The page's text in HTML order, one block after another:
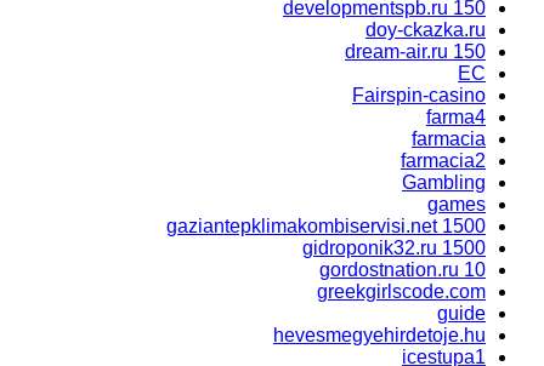
developmentspb.ru 150
doy-ckazka.ru
dream-air.ru 150
EC
Fairspin-casino
farma4
farmacia
farmacia2
Gambling
games
gaziantepklimakombiservisi.net 1500
gidroponik32.ru 1500
gordostnation.ru 10
greekgirlscode.com
guide
hevesmegyehirdetoje.hu
icestupa1